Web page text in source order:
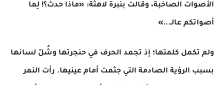
الأصوات الصاخبة، وقالت بنبرة لاهثة: «ماذا حدث؟! لِما
أصواتكم عالـ...»
​ولم تكمل كلمتها؛ إذ تجمد الحرف في حنجرتها وشُلّ لسانها
بسبب الرؤية الصادمة التي جثمت أمام عينيها. رأت النمر